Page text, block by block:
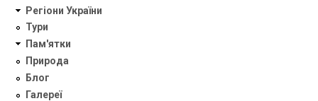
Регіони України
Тури
Пам'ятки
Природа
Блог
Галереї